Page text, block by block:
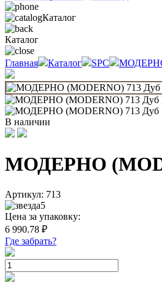
Каталог
Каталог
Главная Каталог SPC
В наличии
МОДЕРНО
Артикул: 713
5
Цена за упаковку:
6 990.78 ₽
Где забрать?